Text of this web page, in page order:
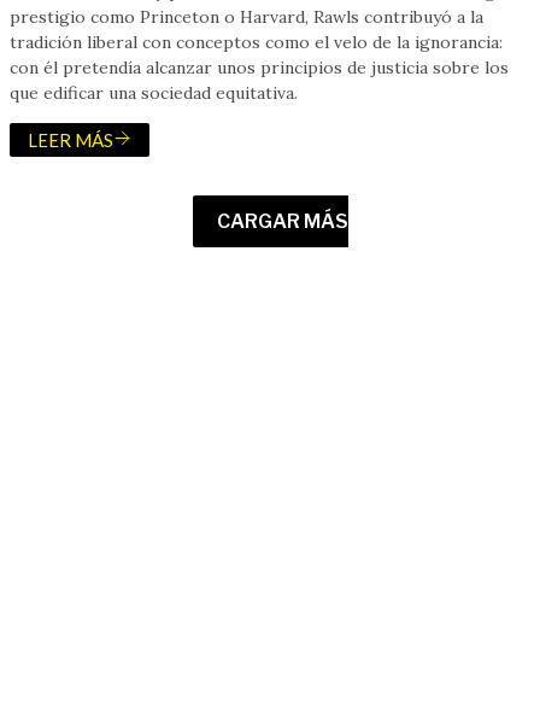
prestigio como Princeton o Harvard, Rawls contribuyó a la
tradición liberal con conceptos como el velo de la ignorancia:
con él pretendía alcanzar unos principios de justicia sobre los
que edificar una sociedad equitativa.
LEER MÁS
CARGAR MÁS